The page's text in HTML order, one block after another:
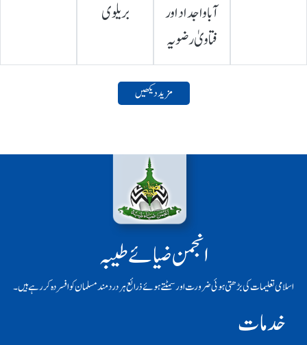
آباواجداد اور
فتاویٰ رضویہ
بریلوی
مزید دیکھیں
انجمن ضیائے طیبہ
اسلامی تعلیمات کی بڑھتی ہوئی ضرورت اور سمٹتے ہوئے ذرائع ہر دردمند مسلمان کو افسردہ کر رہے ہیں۔
خدمات